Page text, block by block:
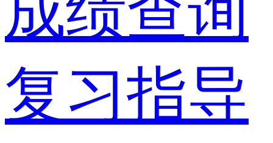
复习指导